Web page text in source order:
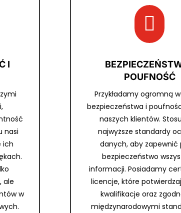
I
nasi
ich
ale
w

POUFNOŚĆ
Przykładamy ogromną
bezpieczeństwa i
naszych klientów.
najwyższe standardy
danych, aby zapewnić
bezpieczeństwo
informacji. Posiadamy
licencje, które
kwalifikacje oraz
międzynarodowymi